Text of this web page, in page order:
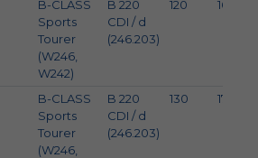
B-CLASS
Sports
Tourer
(W246,
W242)
B 220
CDI / d
(246.203)
120 163
B-CLASS
Sports
Tourer
(W246,
B 220
CDI / d
(246.203)
130 177